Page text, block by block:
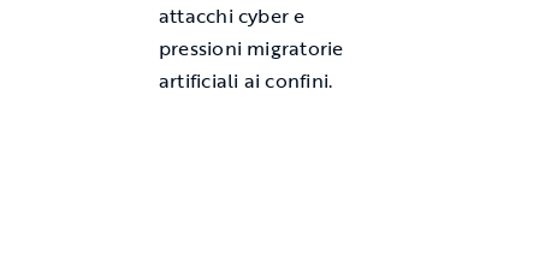
attacchi cyber e
pressioni migratorie
artificiali ai confini.